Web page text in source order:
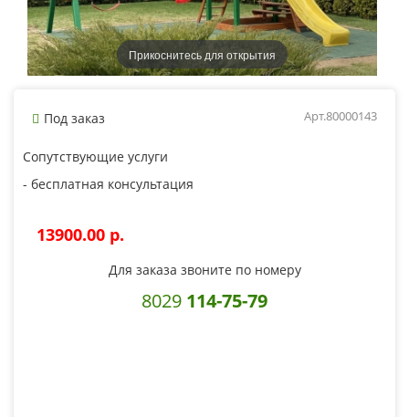
Прикоснитесь для открытия
Под заказ Арт.80000143
Сопутствующие услуги
- бесплатная консультация
13900.00 p.
Для заказа звоните по номеру
8029 114-75-79